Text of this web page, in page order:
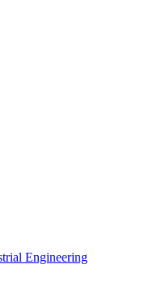
Engineering